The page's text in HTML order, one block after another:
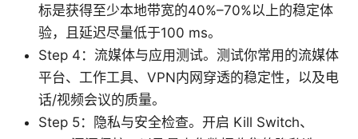
标是获得至少本地带宽的40%–70%以上的稳定体
验，且延迟尽量低于100 ms。
Step 4：流媒体与应用测试。测试你常用的流媒体
平台、工作工具、VPN内网穿透的稳定性，以及电
话/视频会议的质量。
Step 5：隐私与安全检查。开启 Kill Switch、